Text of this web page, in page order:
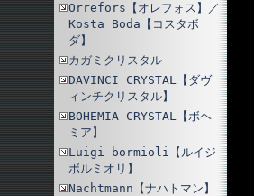
Orrefors【オレフォス】／
Kosta Boda【コスタボ
ダ】
カガミクリスタル
DAVINCI CRYSTAL【ダヴ
ィンチクリスタル】
BOHEMIA CRYSTAL【ボヘ
ミア】
Luigi bormioli【ルイジ
ボルミオリ】
Nachtmann【ナハトマン】